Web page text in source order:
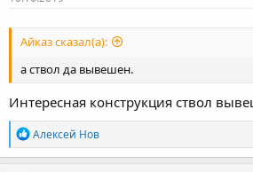
Айказ сказал(а):
а ствол да вывешен.
Интересная конструкция ствол
Р
е
а
Алексей Нов